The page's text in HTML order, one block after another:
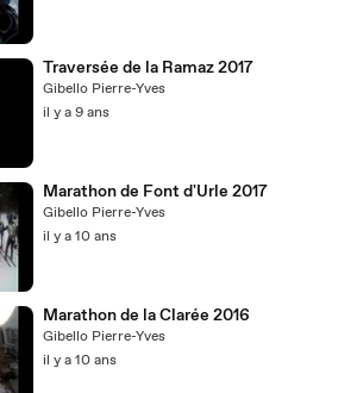
Traversée de la Ramaz 2017
Gibello Pierre-Yves
il y a 9 ans
Marathon de Font d'Urle 2017
Gibello Pierre-Yves
il y a 10 ans
Marathon de la Clarée 2016
Gibello Pierre-Yves
il y a 10 ans